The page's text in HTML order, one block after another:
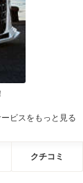
ビスをもっと見る
クチコミ